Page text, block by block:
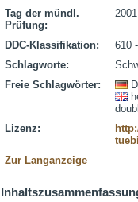
Tag der mündl.
Prüfung:
DDC-Klassifikation:
610
Schlagworte:
Freie Schlagwörter:
Lizenz:
Zur Langanzeige